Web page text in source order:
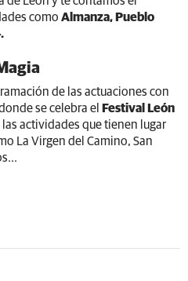
como Almanza, Pueblo
de las actuaciones con
se celebra el
Festival León
actividades que tienen lugar
La Virgen del Camino, San